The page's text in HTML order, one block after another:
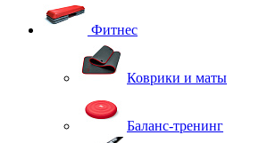
Фитнес
Коврики и маты
Баланс-тренинг